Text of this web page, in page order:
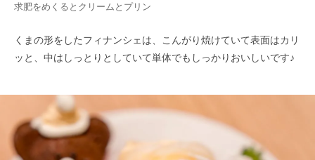
求肥をめくるとクリームとプリン
くまの形をしたフィナンシェは、こんがり焼けていて表面はカリ
ッと、中はしっとりとしていて単体でもしっかりおいしいです♪